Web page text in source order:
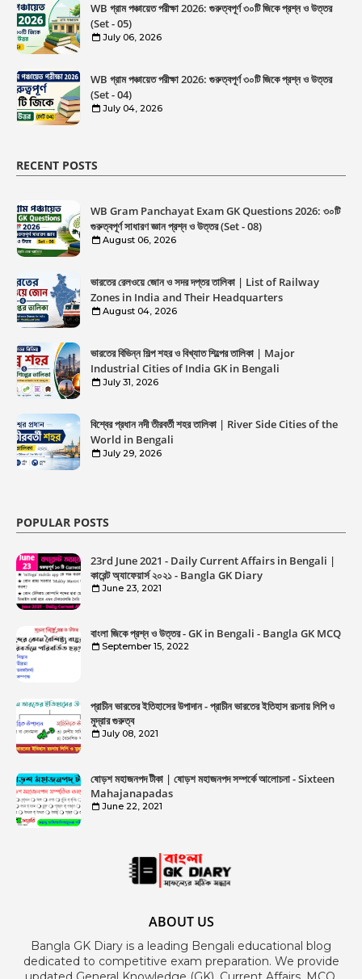
WB গ্রাম পঞ্চায়েত পরীক্ষা 2026: গুরুত্বপূর্ণ ৩০টি জিকে প্রশ্ন ও উত্তর
(Set - 05)
July 06, 2026
WB গ্রাম পঞ্চায়েত পরীক্ষা 2026: গুরুত্বপূর্ণ ৩০টি জিকে প্রশ্ন ও উত্তর
(Set - 04)
July 04, 2026
RECENT POSTS
WB Gram Panchayat Exam GK Questions 2026: ৩০টি
গুরুত্বপূর্ণ সাধারণ জ্ঞান প্রশ্ন ও উত্তর (Set - 08)
August 06, 2026
ভারতের রেলওয়ে জোন ও সদর দপ্তর তালিকা | List of Railway
Zones in India and Their Headquarters
August 04, 2026
ভারতের বিভিন্ন শিল্প শহর ও বিখ্যাত শিল্পের তালিকা | Major
Industrial Cities of India GK in Bengali
July 31, 2026
বিশ্বের প্রধান নদী তীরবর্তী শহর তালিকা | River Side Cities of the
World in Bengali
July 29, 2026
POPULAR POSTS
23rd June 2021 - Daily Current Affairs in Bengali |
কারেন্ট অ্যাফেয়ার্স ২০২১ - Bangla GK Diary
June 23, 2021
বাংলা জিকে প্রশ্ন ও উত্তর - GK in Bengali - Bangla GK MCQ
September 15, 2022
প্রাচীন ভারতের ইতিহাসের উপাদান - প্রাচীন ভারতের ইতিহাস রচনায় লিপি ও
মুদ্রার গুরুত্ব
July 08, 2021
ষোড়শ মহাজনপদ টীকা | ষোড়শ মহাজনপদ সম্পর্কে আলোচনা - Sixteen
Mahajanapadas
June 22, 2021
ABOUT US
Bangla GK Diary is a leading Bengali educational blog
dedicated to competitive exam preparation. We provide